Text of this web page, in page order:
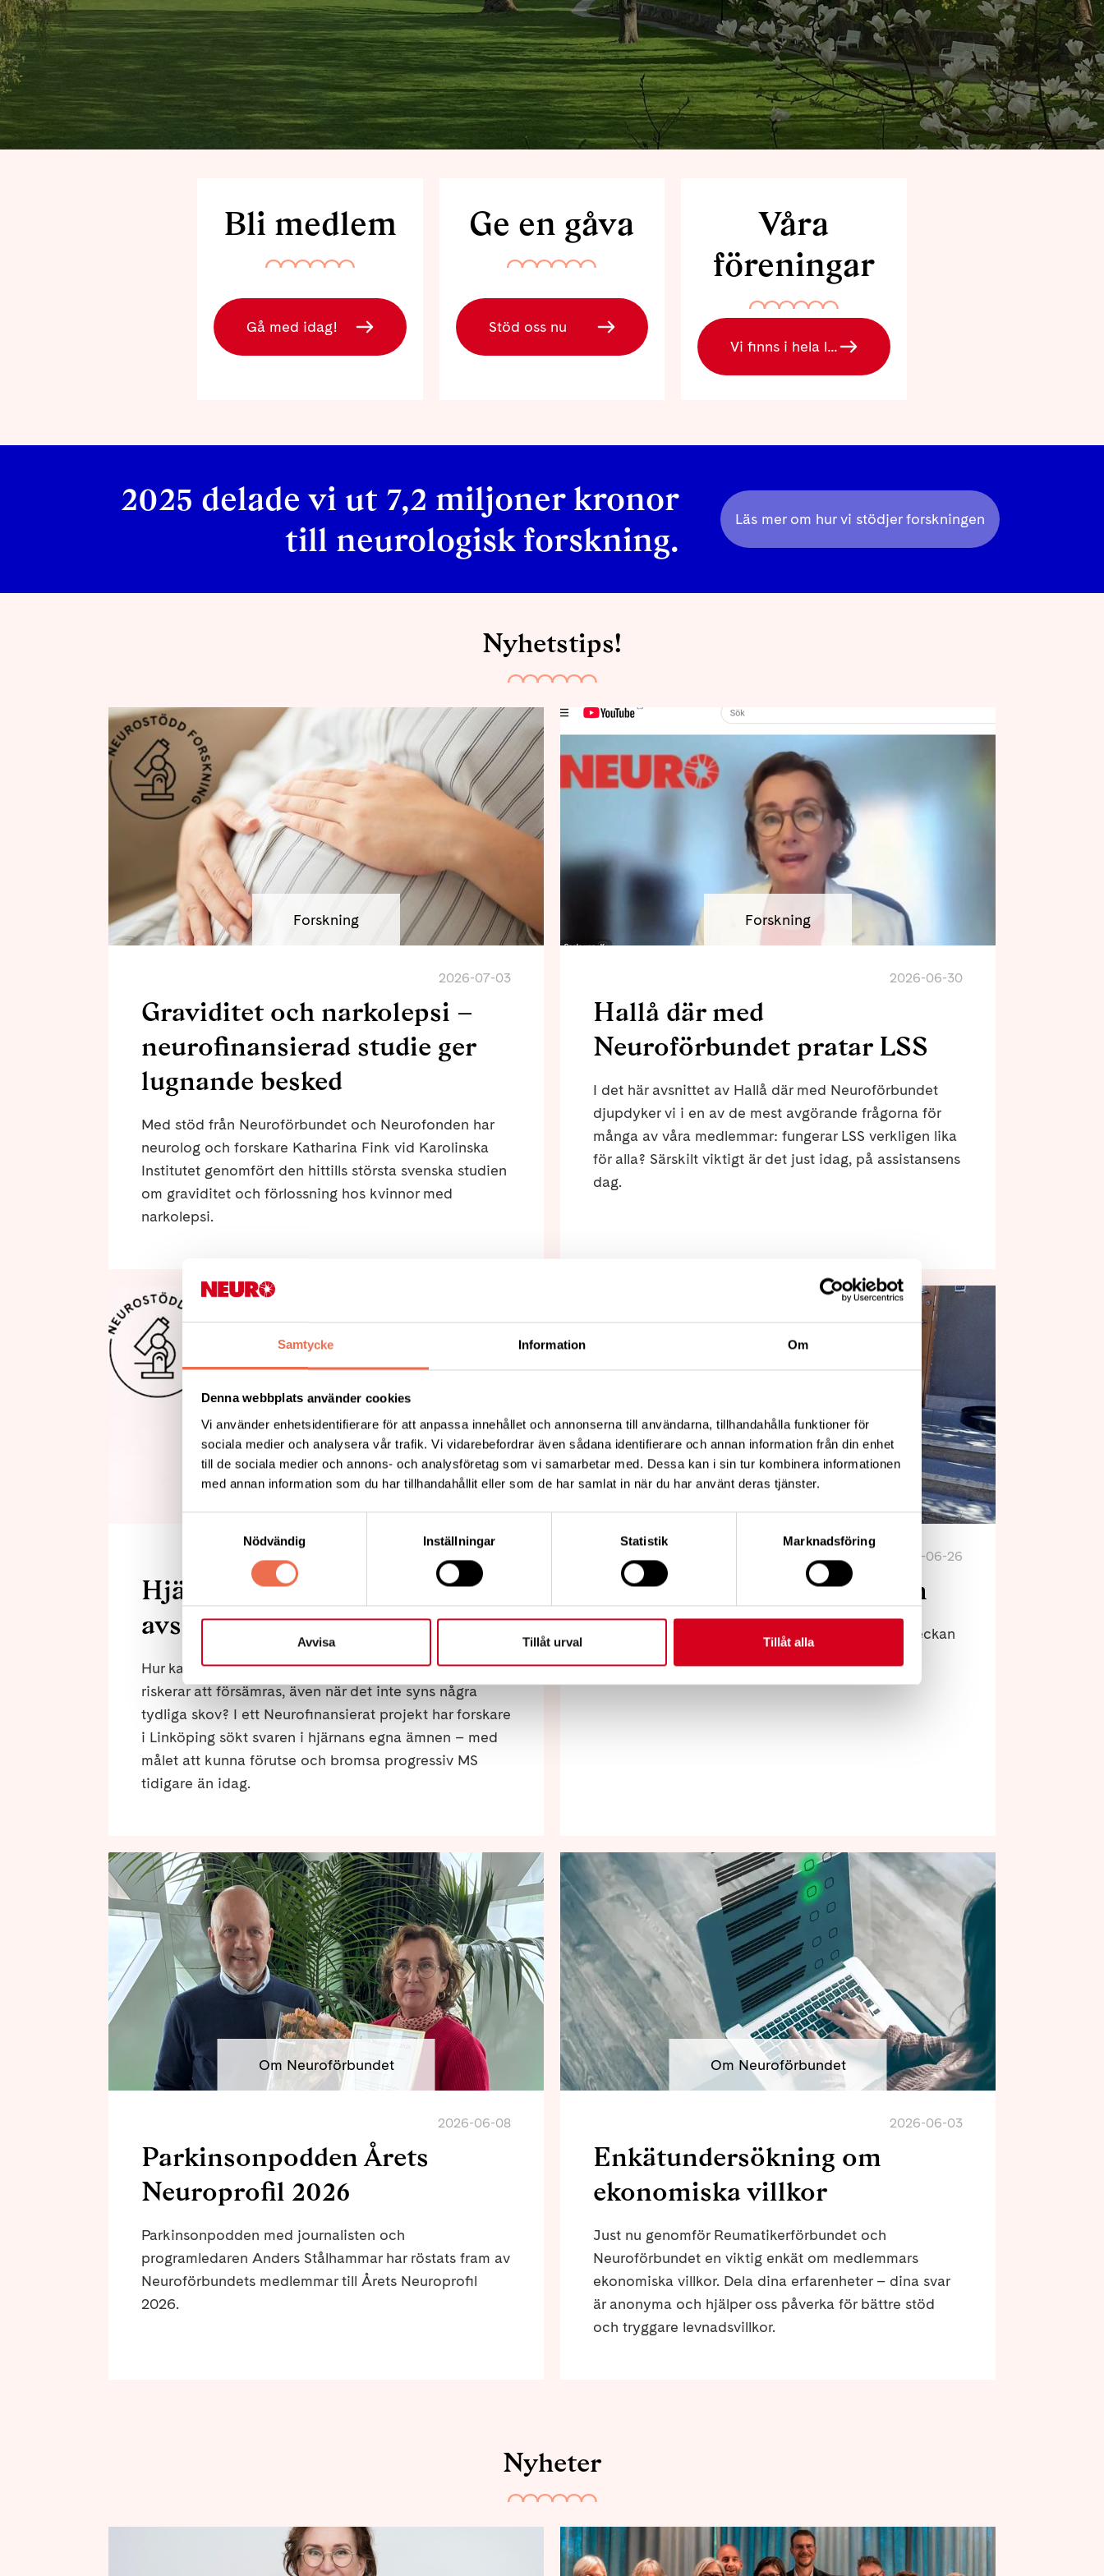
Samtycke Information Om
Denna webbplats använder cookies
Vi använder enhetsidentifierare för att anpassa innehållet och annonserna till användarna, tillhandahålla funktioner för
sociala medier och analysera vår trafik. Vi vidarebefordrar även sådana identifierare och annan information från din enhet
till de sociala medier och annons- och analysföretag som vi samarbetar med. Dessa kan i sin tur kombinera informationen
med annan information som du har tillhandahållit eller som de har samlat in när du har använt deras tjänster.
Nödvändig
Inställningar Statistik Marknadsföring
Avvisa Tillåt urval Tillåt alla
Bli medlem
Gå med idag!
Ge en gåva
Stöd oss nu
Våra
föreningar
Vi finns i hela landet
2025 delade vi ut 7,2 miljoner kronor
till neurologisk forskning.
Läs mer om hur vi stödjer forskningen
Nyhetstips!
Forskning
2026-07-03
Graviditet och narkolepsi –
neurofinansierad studie ger
lugnande besked
Med stöd från Neuroförbundet och Neurofonden har
neurolog och forskare Katharina Fink vid Karolinska
Institutet genomfört den hittills största svenska studien
om graviditet och förlossning hos kvinnor med
narkolepsi.
Forskning
2026-06-30
Hallå där med
Neuroförbundet pratar LSS
I det här avsnittet av Hallå där med Neuroförbundet
djupdyker vi i en av de mest avgörande frågorna för
många av våra medlemmar: fungerar LSS verkligen lika
för alla? Särskilt viktigt är det just idag, på assistansens
dag.
2026-06-30
Hjärnans signalämnen kan
avslöja tidig MS-försämring
Hur kan man i tid upptäcka vilka personer med MS som
riskerar att försämras, även när det inte syns några
tydliga skov? I ett Neurofinansierat projekt har forskare
i Linköping sökt svaren i hjärnans egna ämnen – med
målet att kunna förutse och bromsa progressiv MS
tidigare än idag.
2026-06-26
Våra tankar från Almedalen
Neuroförbundet har medverkat under Almedalsveckan
Om Neuroförbundet
2026-06-08
Parkinsonpodden Årets
Neuroprofil 2026
Parkinsonpodden med journalisten och
programledaren Anders Stålhammar har röstats fram av
Neuroförbundets medlemmar till Årets Neuroprofil
2026.
Om Neuroförbundet
2026-06-03
Enkätundersökning om
ekonomiska villkor
Just nu genomför Reumatikerförbundet och
Neuroförbundet en viktig enkät om medlemmars
ekonomiska villkor. Dela dina erfarenheter – dina svar
är anonyma och hjälper oss påverka för bättre stöd
och tryggare levnadsvillkor.
Nyheter